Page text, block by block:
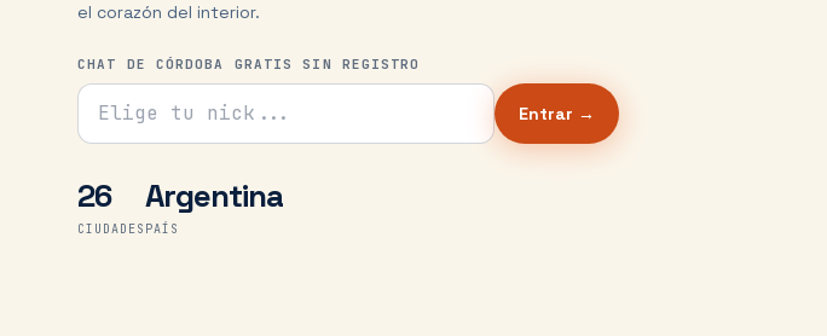
el corazón del interior.
CHAT DE CÓRDOBA GRATIS SIN REGISTRO
Tu nick para el chat
Entrar →
26
CIUDADES
Argentina
PAÍS